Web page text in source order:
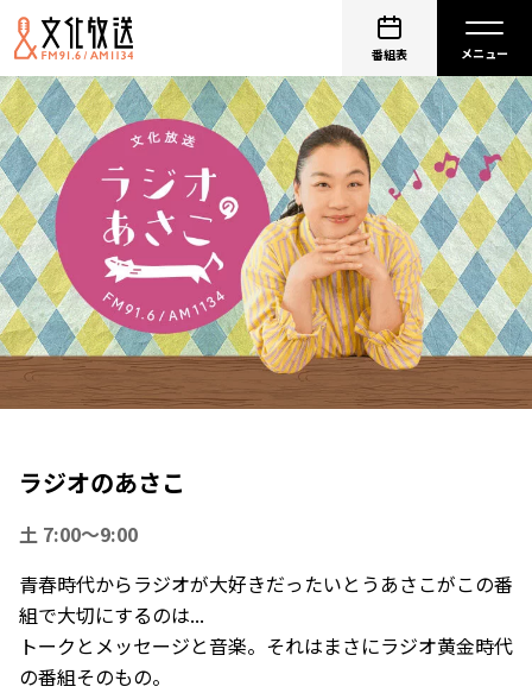
番組表
ラジオのあさこ
土 7:00～9:00
青春時代からラジオが大好きだったいとうあさこがこの番
組で大切にするのは...
トークとメッセージと音楽。それはまさにラジオ黄金時代
の番組そのもの。